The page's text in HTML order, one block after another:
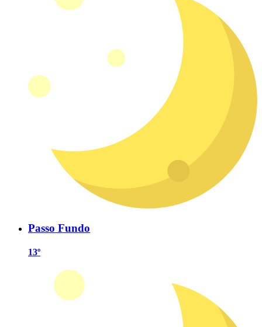
Passo Fundo
13º